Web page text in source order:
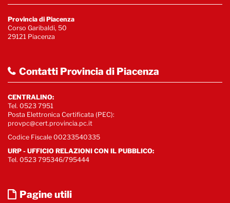
Provincia di Piacenza
Corso Garibaldi, 50
29121 Piacenza
Contatti Provincia di Piacenza
CENTRALINO:
Tel. 0523 7951
Posta Elettronica Certificata (PEC):
provpc@cert.provincia.pc.it
Codice Fiscale 00233540335
URP - UFFICIO RELAZIONI CON IL PUBBLICO:
Tel. 0523 795346/795444
Pagine utili